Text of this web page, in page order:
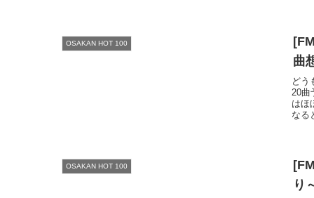
OSAKAN HOT 100
曲
どう
20曲
はほ
なる
OSAKAN HOT 100
り